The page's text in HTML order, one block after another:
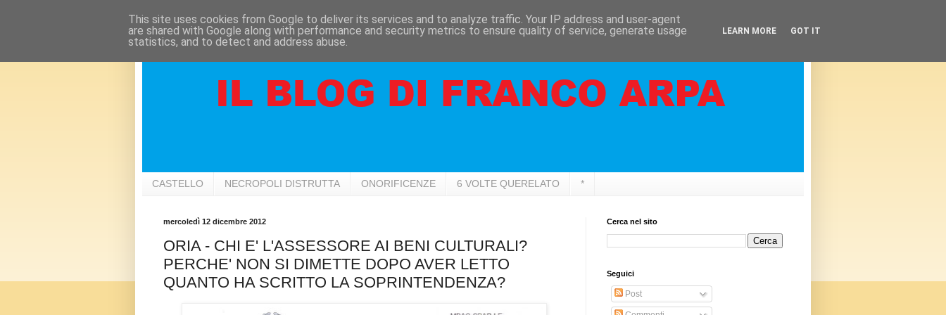
CASTELLO NECROPOLI DISTRUTTA ONORIFICENZE 6 VOLTE QUERELATO *
mercoledì 12 dicembre 2012
ORIA - CHI E' L'ASSESSORE AI BENI CULTURALI?
PERCHE' NON SI DIMETTE DOPO AVER LETTO
QUANTO HA SCRITTO LA SOPRINTENDENZA?
Cerca nel sito
Seguici
Post
This site uses cookies from Google to deliver its services and to analyze traffic. Your IP address and user-agent
are shared with Google along with performance and security metrics to ensure quality of service, generate usage
statistics, and to detect and address abuse.
LEARN MORE GOT IT